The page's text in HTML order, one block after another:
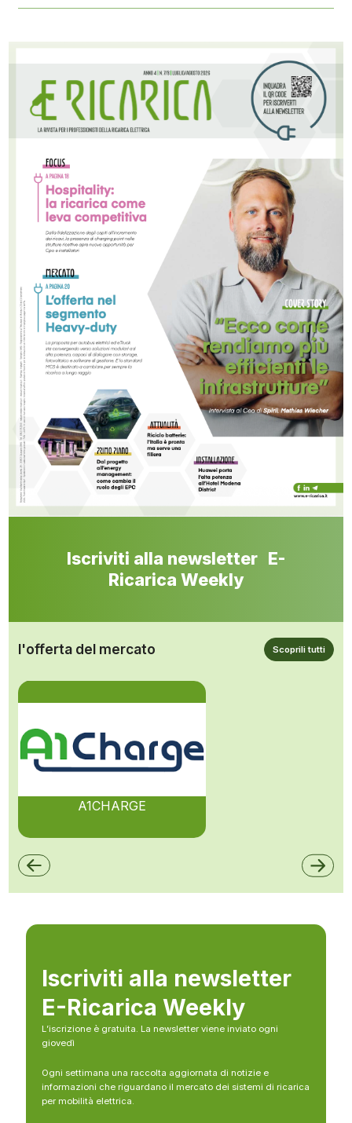
Iscriviti alla newsletter E-
Ricarica Weekly
l'offerta del mercato Scoprili tutti
A1CHARGE
Iscriviti alla newsletter
E-Ricarica Weekly
L’iscrizione è gratuita. La newsletter viene inviato ogni
giovedì
Ogni settimana una raccolta aggiornata di notizie e
informazioni che riguardano il mercato dei sistemi di ricarica
per mobilità elettrica.